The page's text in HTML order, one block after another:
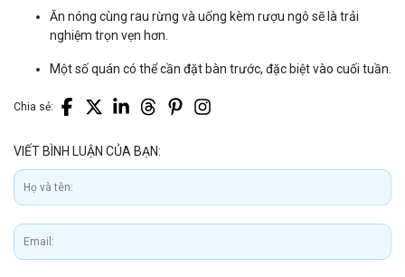
Ăn nóng cùng rau rừng và uống kèm rượu ngô sẽ là trải
nghiệm trọn vẹn hơn.
Một số quán có thể cần đặt bàn trước, đặc biệt vào cuối tuần.
Chia sẻ:
VIẾT BÌNH LUẬN CỦA BẠN: